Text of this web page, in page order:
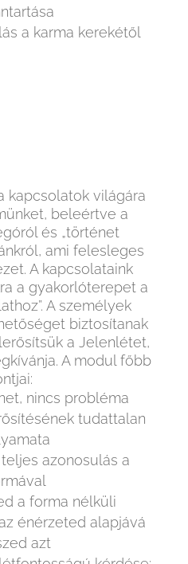
a karma kerekétől
kapcsolatok világára
beleértve a
és „történet
ami felesleges
A kapcsolataink
a gyakorlóterepet a
A személyek
biztosítanak
a Jelenlétet,
A modul főbb
nincs probléma
tudattalan
azonosulás a
a forma nélküli
énérzeted alapjává
azt